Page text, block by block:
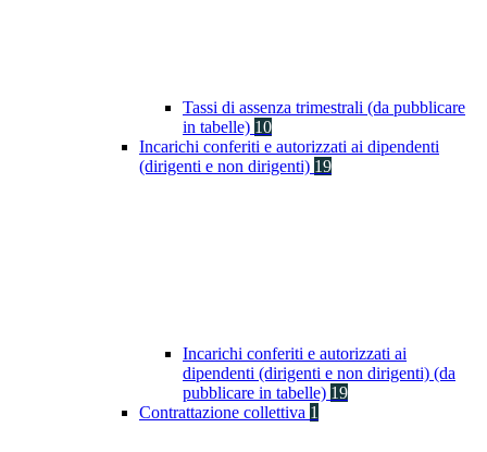
Tassi di assenza trimestrali (da pubblicare
in tabelle) 10
Incarichi conferiti e autorizzati ai dipendenti
(dirigenti e non dirigenti) 19
Incarichi conferiti e autorizzati ai
dipendenti (dirigenti e non dirigenti) (da
pubblicare in tabelle) 19
Contrattazione collettiva 1